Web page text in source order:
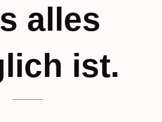
alles
ist.